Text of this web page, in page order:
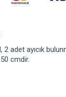
2 adet ayıcık
cmdir.